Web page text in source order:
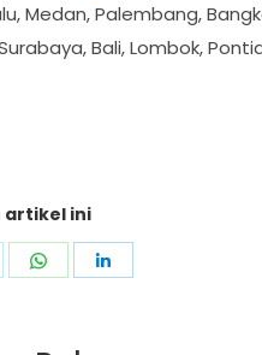
Medan, Palembang,
Bali, Lombok,
artikel ini
Share